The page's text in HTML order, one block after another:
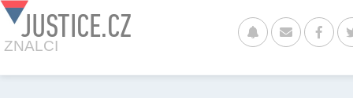
JUSTICE.CZ
ZNALCI